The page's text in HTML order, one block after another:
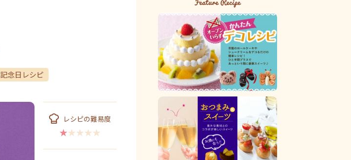
記念日レシピ
レシピの難易度
★★★★★